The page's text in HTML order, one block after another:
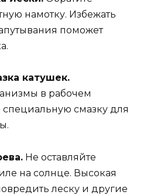
намотку. Избежать
поможет
катушек.
в рабочем
специальную смазку для
Не оставляйте
на солнце. Высокая
леску и другие